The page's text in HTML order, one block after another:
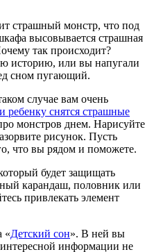
страшный монстр, что под
высовывается страшная
так происходит?
историю, или вы напугали
сном пугающий.
случае вам очень
ребенку снятся страшные
монстров днем. Нарисуйте
рисунок. Пусть
что вы рядом и поможете.
будет защищать
карандаш, половник или
привлекать элемент
«Детский сон». В ней вы
информации не